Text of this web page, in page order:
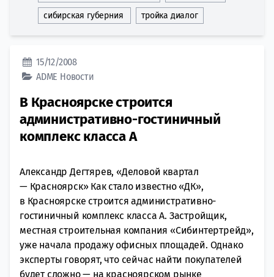
сибирская губерния тройка диалог
15/12/2008
ADME Новости
В Красноярске строится
административно-гостиничный
комплекс класса А
Александр Дегтярев, «Деловой квартал
— Красноярск» Как стало известно «ДК»,
в Красноярске строится административно-
гостиничный комплекс класса А. Застройщик,
местная строительная компания «Сибинтертрейд»,
уже начала продажу офисных площадей. Однако
эксперты говорят, что сейчас найти покупателей
будет сложно — на красноярском рынке